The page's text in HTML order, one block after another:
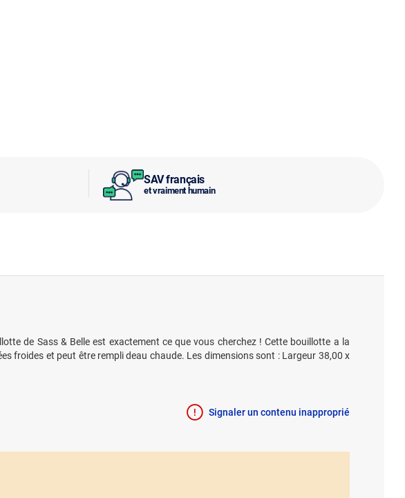
SAV français
et vraiment humain
de Sass & Belle est exactement ce que vous cherchez ! Cette bouillotte a la
froides et peut être rempli deau chaude. Les dimensions sont : Largeur 38,00 x
Signaler un contenu inapproprié